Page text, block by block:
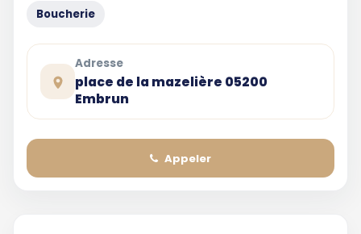
Boucherie
Adresse
place de la mazelière 05200
Embrun
Appeler